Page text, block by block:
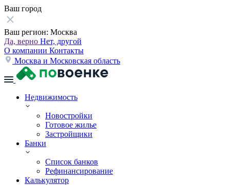
Ваш город
Ваш регион: Москва
Да, верно Нет, другой
О компании Контакты
Москва и Московская область
Недвижимость
Новостройки
Готовое жилье
Застройщики
Банки
Список банков
Рефинансирование
Калькулятор